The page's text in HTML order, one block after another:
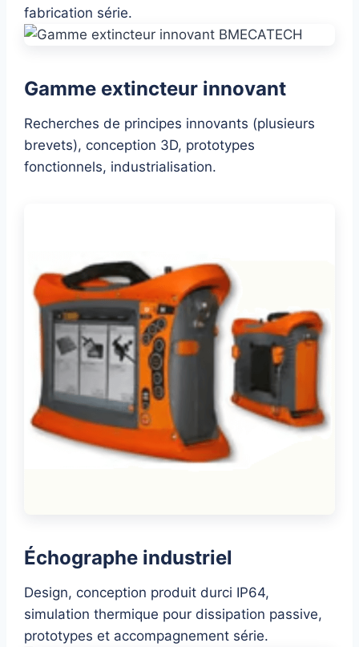
fabrication série.
Gamme extincteur innovant
Recherches de principes innovants (plusieurs
brevets), conception 3D, prototypes
fonctionnels, industrialisation.
Échographe industriel
Design, conception produit durci IP64,
simulation thermique pour dissipation passive,
prototypes et accompagnement série.